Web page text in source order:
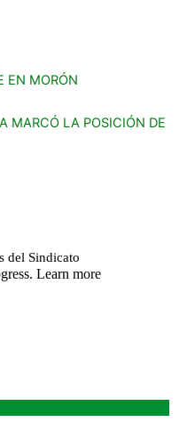
EN MORÓN
MARCÓ LA POSICIÓN DE